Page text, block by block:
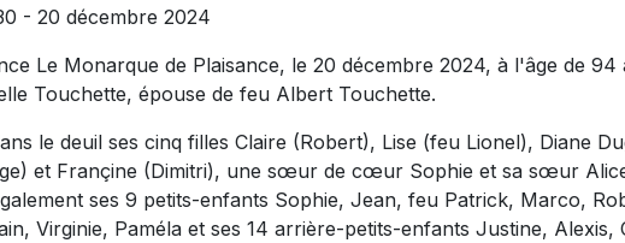
- 20 décembre 2024
Le Monarque de Plaisance, le 20 décembre 2024, à l'âge de 94
Touchette, épouse de feu Albert Touchette.
le deuil ses cinq filles Claire (Robert), Lise (feu Lionel), Diane
et Françine (Dimitri), une sœur de cœur Sophie et sa sœur
ses 9 petits-enfants Sophie, Jean, feu Patrick, Marco,
Virginie, Paméla et ses 14 arrière-petits-enfants Justine, Alexis,